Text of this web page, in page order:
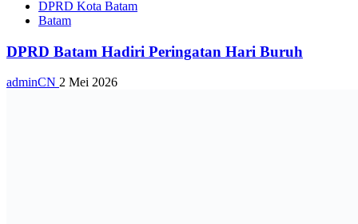
DPRD Kota Batam
Batam
DPRD Batam Hadiri Peringatan Hari Buruh
adminCN 2 Mei 2026